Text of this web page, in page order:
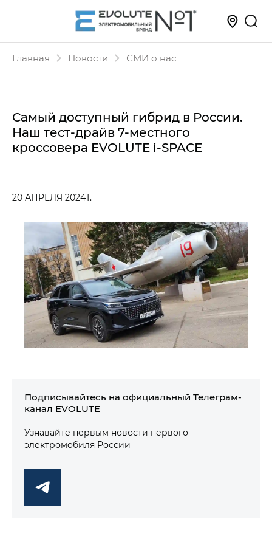
Главная Новости СМИ о нас
Самый доступный гибрид в России.
Наш тест-драйв 7-местного
кроссовера EVOLUTE i‑SPACE
20 АПРЕЛЯ 2024 Г.
Подписывайтесь на официальный Телеграм-
канал EVOLUTE
Узнавайте первым новости первого
электромобиля России